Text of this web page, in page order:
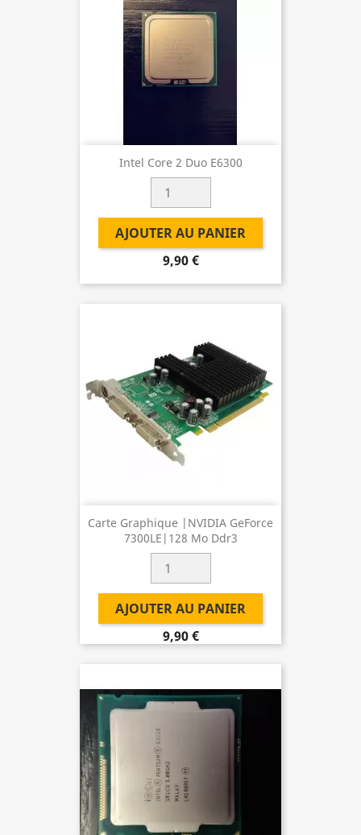
Intel Core 2 Duo E6300
AJOUTER AU PANIER
9,90 €
Carte Graphique |NVIDIA GeForce
7300LE|128 Mo Ddr3
AJOUTER AU PANIER
9,90 €